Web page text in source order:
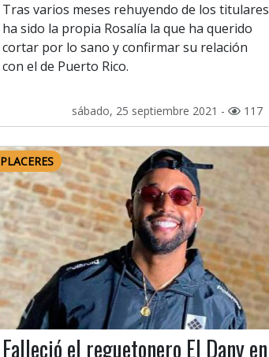
Tras varios meses rehuyendo de los titulares
ha sido la propia Rosalía la que ha querido
cortar por lo sano y confirmar su relación
con el de Puerto Rico.
sábado, 25 septiembre 2021 - 117
PLACERES
Falleció el reguetonero El Dany en